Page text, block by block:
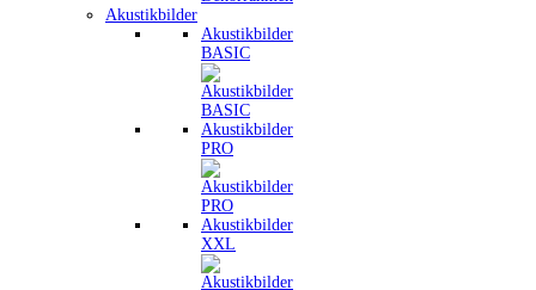
Akustikbilder
Akustikbilder
BASIC
Akustikbilder
PRO
Akustikbilder
XXL